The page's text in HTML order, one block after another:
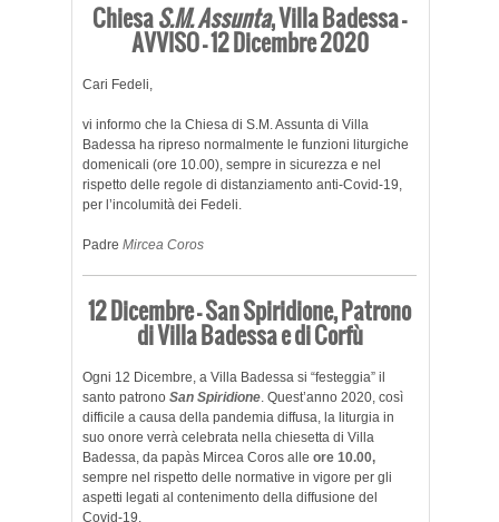
ChiesaS.M. Assunta, Villa Badessa –
AVVISO – 12 Dicembre 2020
Cari Fedeli,
vi informo che la Chiesa di S.M. Assunta di Villa
Badessa ha ripreso normalmente le funzioni liturgiche
domenicali (ore 10.00), sempre in sicurezza e nel
rispetto delle regole di distanziamento anti-Covid-19,
per l’incolumità dei Fedeli.
Padre Mircea Coros
12 Dicembre – San Spiridione, Patrono
di Villa Badessa e di Corfù
Ogni 12 Dicembre, a Villa Badessa si “festeggia” il
santo patrono San Spiridione. Quest’anno 2020, così
difficile a causa della pandemia diffusa, la liturgia in
suo onore verrà celebrata nella chiesetta di Villa
Badessa, da papàs Mircea Coros alle ore 10.00,
sempre nel rispetto delle normative in vigore per gli
aspetti legati al contenimento della diffusione del
Covid-19.